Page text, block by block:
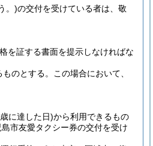
。)の交付を受けている者は、敬
を証する書面を提示しなければな
のとする。
この場合において、
に達した日)から利用できるもの
市友愛タクシー券の交付を受け